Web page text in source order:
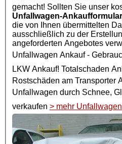
gemacht! Sollten Sie unser
Unfallwagen-Ankaufformular
die von Ihnen übermittelten
ausschließlich zu der
angeforderten Angebotes
Unfallwagen Ankauf-
LKW Ankauf! Totalschaden Ankauf -
Rostschäden am Transporter
Unfallwagen durch Schnee,
verkaufen > mehr